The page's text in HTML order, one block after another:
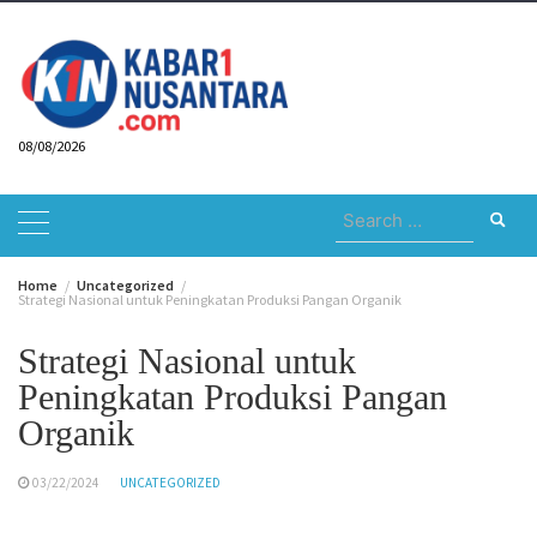
content
08/08/2026
Search
for:
Home
Uncategorized
Strategi Nasional untuk Peningkatan Produksi Pangan Organik
Strategi Nasional untuk
Peningkatan Produksi Pangan
Organik
03/22/2024 UNCATEGORIZED